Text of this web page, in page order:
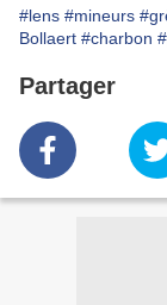
#lens #mineurs
Bollaert #charbon
Partager